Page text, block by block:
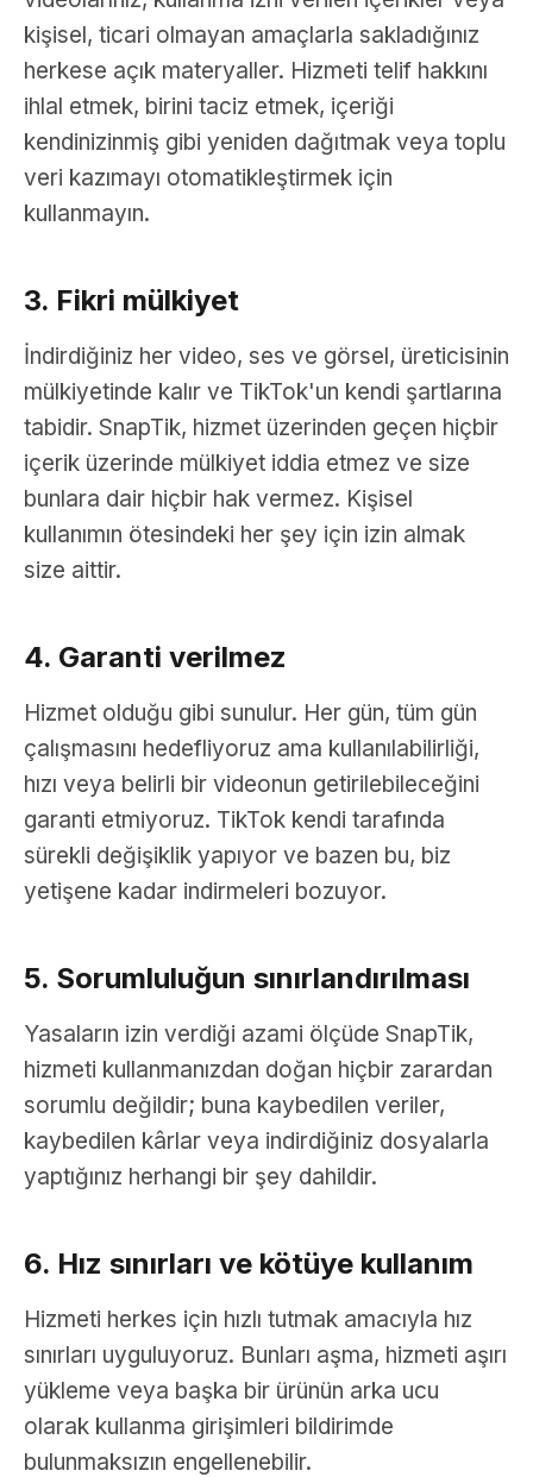
kişisel, ticari olmayan amaçlarla sakladığınız
herkese açık materyaller. Hizmeti telif hakkını
ihlal etmek, birini taciz etmek, içeriği
kendinizinmiş gibi yeniden dağıtmak veya toplu
veri kazımayı otomatikleştirmek için
kullanmayın.
3. Fikri mülkiyet
İndirdiğiniz her video, ses ve görsel, üreticisinin
mülkiyetinde kalır ve TikTok'un kendi şartlarına
tabidir. SnapTik, hizmet üzerinden geçen hiçbir
içerik üzerinde mülkiyet iddia etmez ve size
bunlara dair hiçbir hak vermez. Kişisel
kullanımın ötesindeki her şey için izin almak
size aittir.
4. Garanti verilmez
Hizmet olduğu gibi sunulur. Her gün, tüm gün
çalışmasını hedefliyoruz ama kullanılabilirliği,
hızı veya belirli bir videonun getirilebileceğini
garanti etmiyoruz. TikTok kendi tarafında
sürekli değişiklik yapıyor ve bazen bu, biz
yetişene kadar indirmeleri bozuyor.
5. Sorumluluğun sınırlandırılması
Yasaların izin verdiği azami ölçüde SnapTik,
hizmeti kullanmanızdan doğan hiçbir zarardan
sorumlu değildir; buna kaybedilen veriler,
kaybedilen kârlar veya indirdiğiniz dosyalarla
yaptığınız herhangi bir şey dahildir.
6. Hız sınırları ve kötüye kullanım
Hizmeti herkes için hızlı tutmak amacıyla hız
sınırları uyguluyoruz. Bunları aşma, hizmeti aşırı
yükleme veya başka bir ürünün arka ucu
olarak kullanma girişimleri bildirimde
bulunmaksızın engellenebilir.